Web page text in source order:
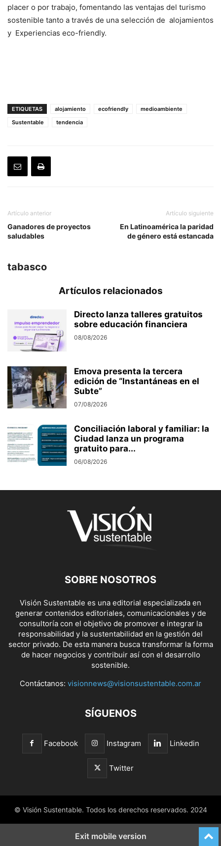
placer o por trabajo, fomentando las ventajas del turismo
sostenible tanto a través de una selección de alojamientos
y Experiencias eco-friendly.
ETIQUETAS alojamiento ecofriendly
medioambiente
Sustentable
tendencia
Artículo anterior
Ganadores de proyectos
saludables
Artículo siguiente
En Latinoamérica la paridad
de género está estancada
tabasco
Artículos relacionados
Directo lanza talleres gratuitos
sobre educación financiera
08/08/2026
Emova presenta la tercera
edición de “Instantáneas en el
Subte”
07/08/2026
Conciliación laboral y familiar: la
Ciudad lanza un programa
gratuito para...
06/08/2026
SOBRE NOSOTROS
Visión Sustentable es una editorial especializada en
generar contenidos editoriales, comunicacionales y de
consultoría con el objetivo de promover e integrar la
responsabilidad y la sustentabilidad en la gestión del
sector privado. De esta manera busca transformar la forma
de hacer negocios y contribuir así con el desarrollo
sostenible.
Contáctanos: visionnews@visionsustentable.com.ar
SÍGUENOS
Facebook Instagram Linkedin
Twitter
© Visión Sustentable. Todos los derechos reservados. 2024
Exit mobile version